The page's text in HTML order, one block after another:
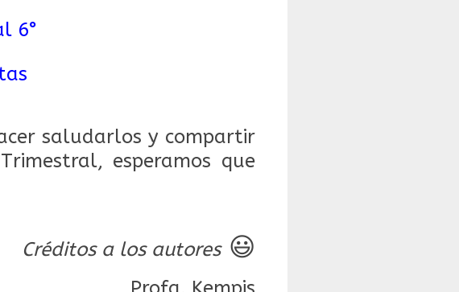
6°
saludarlos y compartir
esperamos que
Créditos a los autores😃